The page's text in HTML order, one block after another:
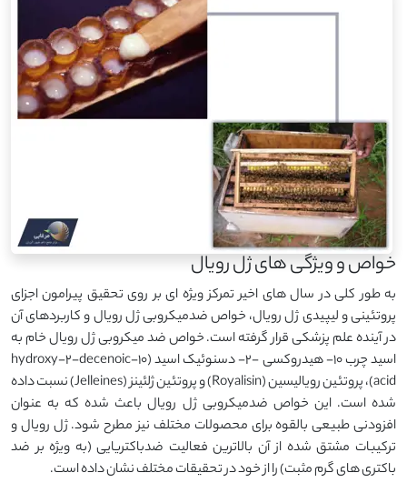
خواص و ویژگی های ژل رویال
به طور کلی در سال های اخیر تمرکز ویژه ای بر روی تحقیق پیرامون اجزای
پروتئینی و لیپیدی ژل رویال، خواص ضدمیکروبی ژل رویال و کاربردهای آن
در آینده علم پزشکی قرار گرفته است. خواص ضد میکروبی ژل رویال خام به
اسید چرب 10- هیدروکسی -2- دسنوئیک اسید (10-hydroxy-2-decenoic
acid)، پروتئین رویالیسین (Royalisin) و پروتئین ژلئینز (Jelleines) نسبت داده
شده است. این خواص ضدمیکروبی ژل رویال باعث شده که به عنوان
افزودنی طبیعی بالقوه برای محصولات مختلف نیز مطرح شود. ژل رویال و
ترکیبات مشتق شده از آن بالاترین فعالیت ضدباکتریایی (به ویژه بر ضد
باکتری های گرم مثبت) را از خود در تحقیقات مختلف نشان داده است.